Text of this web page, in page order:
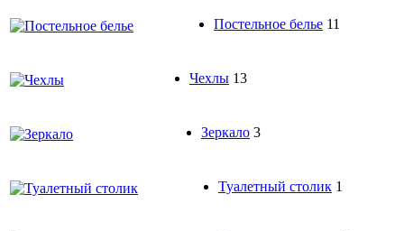
Постельное белье 11
Чехлы 13
Зеркало 3
Туалетный столик 1